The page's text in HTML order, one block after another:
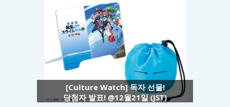
[Culture Watch] 독자 선물!
당첨자 발표! @12월21일 (JST)